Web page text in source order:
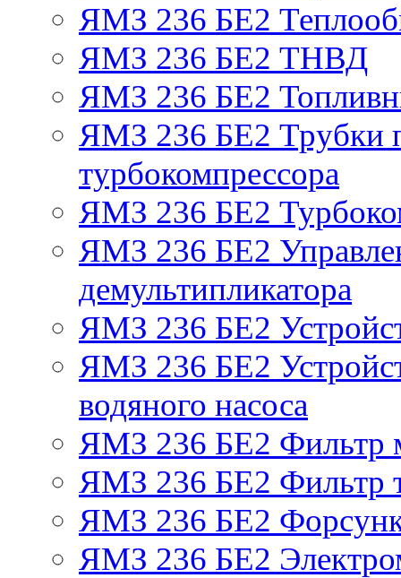
ЯМЗ 236 БЕ2
ЯМЗ 236 БЕ2 ТНВД
ЯМЗ 236 БЕ2
ЯМЗ 236 БЕ2 Трубки
турбокомпрессора
ЯМЗ 236 БЕ2
ЯМЗ 236 БЕ2
демультипликатора
ЯМЗ 236 БЕ2
ЯМЗ 236 БЕ2
водяного насоса
ЯМЗ 236 БЕ2 Фильтр
ЯМЗ 236 БЕ2 Фильтр
ЯМЗ 236 БЕ2
ЯМЗ 236 БЕ2